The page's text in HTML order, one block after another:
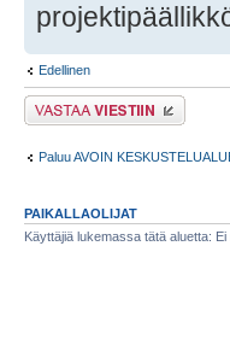
Edellinen
Lähetä vastaus
Paluu AVOIN
PAIKALLAOLIJAT
Käyttäjiä lukemassa tätä aluetta: